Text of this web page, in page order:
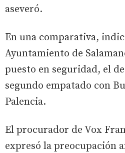
aseveró.
En una comparativa,
Ayuntamiento de
puesto en seguridad, el
segundo empatado con
Palencia.
El procurador de Vox
expresó la preocupación